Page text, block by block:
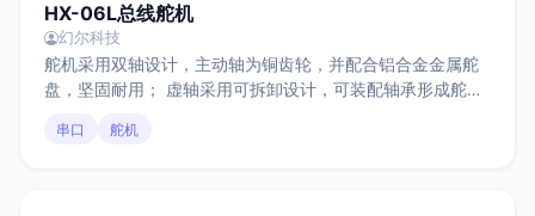
HX-06L总线舵机
幻尔科技
舵机采用双轴设计，主动轴为铜齿轮，并配合铝合金金属舵
盘，坚固耐用； 虚轴采用可拆卸设计，可装配轴承形成舵机
串口 舵机